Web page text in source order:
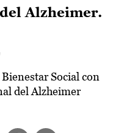
Alzheimer.
Social con
del Alzheimer